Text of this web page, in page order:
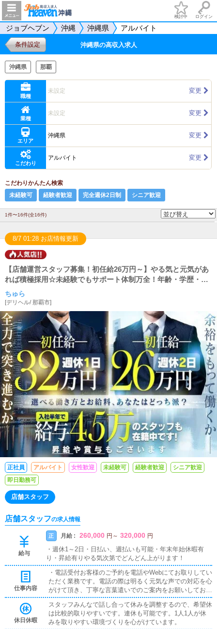
検討中 ログイン
ジョブヘブン 沖縄 沖縄県 アルバイト
条件設定 沖縄県の高収入求人
沖縄県 那覇
職種
未設定 変更
業種
未設定 変更
エリア
沖縄県 変更
こだわり
アルバイト 変更
こだわりかんたん検索
未経験可
経験者歓迎 完全週休2日制 シニア歓迎
1件〜16件(全16件)
8/7 01:28 お店情報更新
【店舗運営スタッフ募集！初任給26万円～】やる気と元気があ
れば積極採用☆未経験でもサポート体制万全！年齢・学歴・職
歴・業界経験一切不問！
ちゅら
[デリヘル/那覇市]
正社員 アルバイト 女性歓迎 未経験可 経験者歓迎
シニア歓迎
即日勤務可
店舗スタッフ
店舗スタッフの求人情報
給与
正 月給 : 260,000 円 ～ 320,000 円
・週休1～2日・日払い、週払いも可能・年末年始休暇有
り・昇給有りやる気次第でどんどん上がります！
仕事内容
・電話受付お客様のご予約を電話やWebにてお取りしてい
ただく業務です。電話の際は明るく元気な声での対応を心
がけて頂き、丁寧な言葉遣いでのご案内をお願いしており
ます。未経験でもスタッフが1から優しく教えてくれます
ので安心です。・送迎基本的にキャストさんを送迎して頂
きます。時間厳守を意識して頂き、キャストの方が円滑に
ストレスなくお仕事を進められるようにサポートして頂き
休日休暇
スタッフみんなで話し合って休みを調整するので、希望休
は比較的取りやすいです。連休も可能です。1人1人が休
みを取りやすい環境づくりを心がけています。